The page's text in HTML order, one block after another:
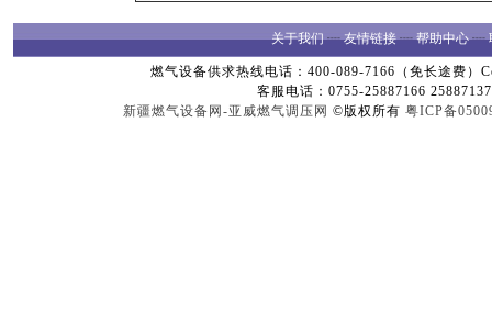
关于我们┈友情链接┈帮助中心┈
燃气设备供求热线电话：400-089-7166（免长途费
客服电话：0755-25887166
新疆燃气设备网-亚威燃气调压网 ©版权所有 粤ICP备